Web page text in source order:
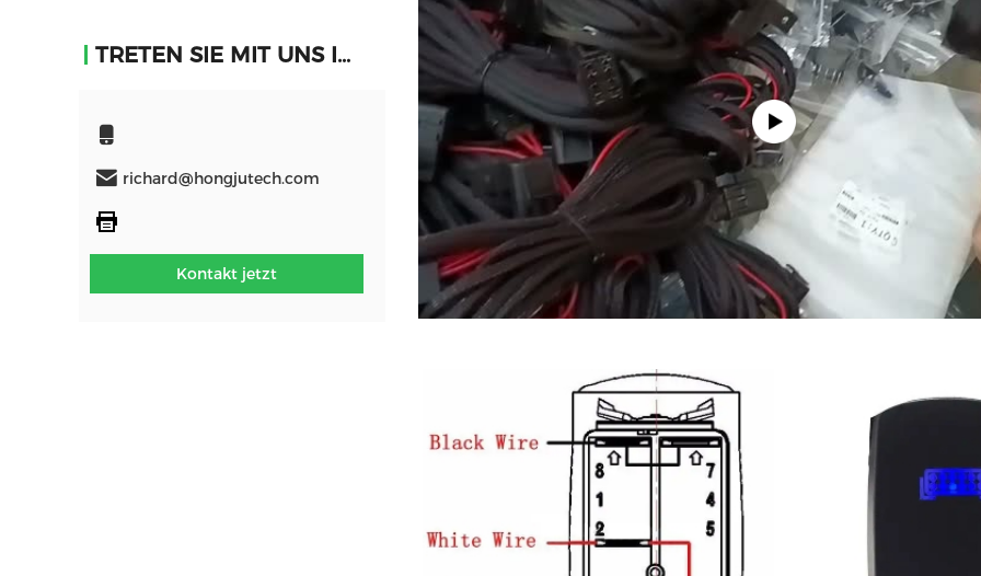
TRETEN SIE MIT UNS IN VERBINDUNG
richard@hongjutech.com
Kontakt jetzt